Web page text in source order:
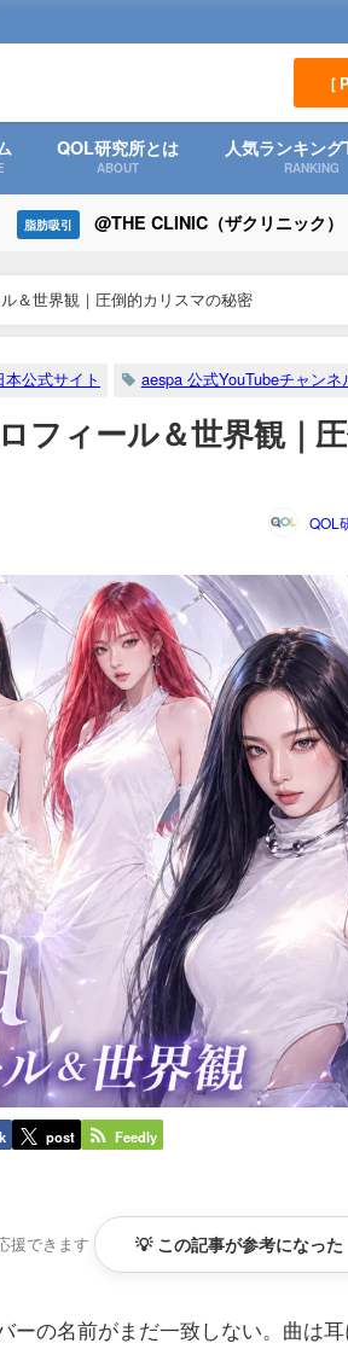
QOL研究所とは
ABOUT
人気ランキン
RANKING
脂肪吸引 @THE CLINIC（ザクリニック）
＆世界観｜圧倒的カリスマの秘密
本公式サイト aespa 公式YouTubeチャンネ
フィール＆世界観｜
QOL
post Feedly
援できます 💡 この記事が参考になった
の名前がまだ一致しない。曲は